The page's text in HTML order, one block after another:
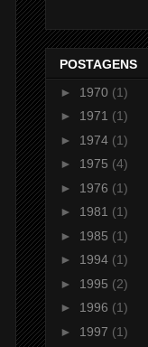
POSTAGENS
► 1970 (1)
► 1971 (1)
► 1974 (1)
► 1975 (4)
► 1976 (1)
► 1981 (1)
► 1985 (1)
► 1994 (1)
► 1995 (2)
► 1996 (1)
► 1997 (1)